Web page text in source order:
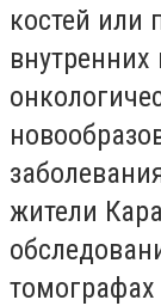
костей или
внутренних
жители
томографах